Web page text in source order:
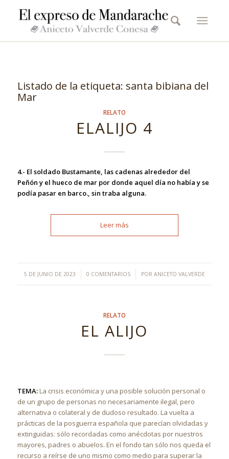
Listado de la etiqueta: santa bibiana del
Mar
RELATO
ELALIJO 4
4.- El soldado Bustamante, las cadenas alrededor del
Peñón y el hueco de mar por donde aquel día no había y se
podía pasar en barco., sin traba alguna.
Leer más
5 DE JUNIO DE 2023
/ 0 COMENTARIOS
/ POR ANICETO VALVERDE
RELATO
EL ALIJO
TEMA:La crisis económica y una posible solución personal o
de un grupo de personas no necesariamente ilegal, pero
alternativa o colateral y de dudoso resultado. La vuelta a
prácticas de la posguerra española que parecían olvidadas y
extinguidas: sólo recordadas como anécdotas por nuestros
mayores, padres o abuelos. En el fondo tan sólo nos queda el
recurso a reírse de uno mismo como medio para superar la